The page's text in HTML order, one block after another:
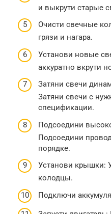
и выкрути старые
Очисти свечные
грязи и нагара.
Установи новые
аккуратно вкрути
Затяни свечи
Затяни свечи с
спецификации.
Подсоедини
Подсоедини
порядке.
Установи крышки:
колодцы.
Подключи